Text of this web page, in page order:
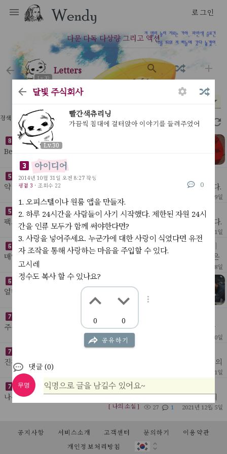
로그인
다문 다독 다상량 그리고 액션
Lv.30
letters
분야 평점
검색 결과 36개 2.33초
3D 프린터로 만들 것 목록
Behelit인공지능 목걸이. 가끔 눈을 깜빡이기만해도 매력적
인 목걸이가 될것이다웬디 로고 사무실 BI웬디 로고 머그컵
=> no needs나무 똥통(위아래로 잠글 수 있는)
세상을 바꿀 인공지능 목록 정리
약 3,4년 전 모든 스타트업은 자신의 아이템 앞에 '인공지능'을 붙였다.
인공지능이 붙지 않으면 스타트업처럼 보이지가 않았다. 특히 배달, 교
육, 세탁, 쇼핑처럼 구시대적인 사업
2022년 3월 9일
약해진 러시아를 중국이 가만히 둘까
팩트 : 중국의 동계 올림픽이 끝나자 러시아는 우크라이나를 침공했다.
* 푸틴 시나리오- 푸틴은 4일안에 전쟁을 끝낼 수 있다고 생각했다. 사
이버 테러와 가짜 뉴스로 우크라이나 온라
[ 나의글 ] 2022년 3월 1일
기업에서 일정을 체크하고 개인의 하루하루 성과를 체크하는 이
유는 무엇일까?
매일 똑같이 하는것은 기록할 필요가 없다.나는 매일 1시간 반 똑같은
운동을 하기에 그것을 체크하거나 기록하지 않는다. 샤워나 김치찌게
를 기록하지 않는 것과 같다 - 음식을 좋아하
2022년 2월 28일
카센터 사업을 주시하자
얼마 전 도둑들을 다시 보았다.보면서 내가 기억하는 장면이
몇 없다는 걸 알고 살짝 놀랐다. 대부분 처음 보는 장면 같았
다;내용보다 눈에 들어온건 도둑들의 모임 장소였다.카센터.
[ My Idea ]
게임의 이름은 18세기 수학
주식으로 보자면 투자에 가장 좋은 시기가 오고 있다. 전쟁으로 인한
일시적 혼란은 언제나 투자의 적기였다. 테슬라는 최소 6번 정도는 더
거래를 해야한다. 현차가 떨어지는건 상식?
2022년 2월 20일
진정한 인공지능의 폭발은 눈에서 비롯될 것이다
진짜 ai, 인간같은 인공지능을 만드는 건 지금으로서 그 가능성조차 의
심을 받고 있지만, 그것의 실현 여부와 상관없이인공지능의 폭발적인
발전은 인공지능이 무엇인지 실제로 우리가 느
2022년 1월 11일
오래된 인터넷 주소, 어딘가.
나무로 만들어진 허름한 방. 낡은 책상 위에 조그맣게 달려 있는 먼지
낀 창문. 몇 십 년간 그 누구의 방해도 받아 본 적 없는 오래된 공기들
[ 나의 소설 ] 27 1 2021년 12월 5일
과학적으로 무엇이 진화인지 아닌지는 당대에 평가가 불가능함. 오직
후대만이 평가할 수 있음. 대머리가 후대에 진화로 인정받으려면 인류
의 대다수가 대머리가 되어야 함. 즉, 현재의
[ 나의글 ]
공지사항 서비스소개 고객센터 문의하기
이용약관
개인정보처리방침
달빛 주식회사
Lv.30
빨간색츄리닝
가끔씩 침대에 걸터앉아 이야기를 들려주었어
아이디어
2014년 10월 31일 오전 8:27 작성
평점 3 · 조회수 22 0
1. 오피스텔이나 원룸 앱을 만들자.
2. 하루 24시간을 사람들이 사기 시작했다. 제한된 자원 24시
간을 인류 모두가 함께 써야한다면?
3. 사랑을 넣어주세요. 누군가에 대한 사랑이 식었다면 유전
자 조작을 통해 사랑하는 마음을 주입할 수 있다.
고시레
정수도 복사 할 수 있나요?
0 0
공유하기
댓글 (0)
무명 익명으로 글을 남길수 있어요~